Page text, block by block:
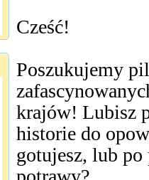
Cześć!
Poszukujemy
krajów! Lubisz
historie do
gotujesz, lub